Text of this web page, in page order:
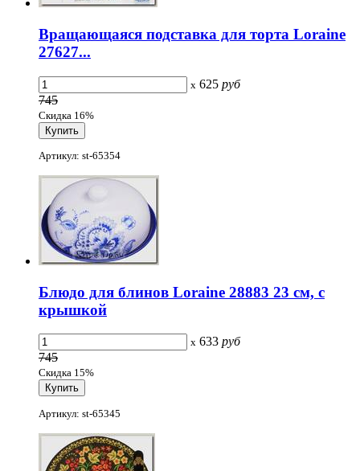
Вращающаяся подставка для торта Loraine
27627...
x 625 руб
745
Скидка 16%
Артикул: st-65354
Блюдо для блинов Loraine 28883 23 см, с
крышкой
x 633 руб
745
Скидка 15%
Артикул: st-65345